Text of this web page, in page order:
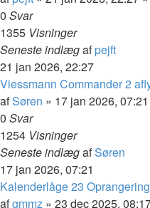
0 Svar
1355 Visninger
Seneste indlægafpejft
21 jan 2026, 22:27
Viessmann Commander 2
afSøren » 17 jan 2026, 07:21
0 Svar
1254 Visninger
Seneste indlægafSøren
17 jan 2026, 07:21
Kalenderlåge 23
afgmmz » 23 dec 2025,